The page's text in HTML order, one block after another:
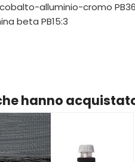
alluminio-cromo PB36
beta PB15:3
hanno